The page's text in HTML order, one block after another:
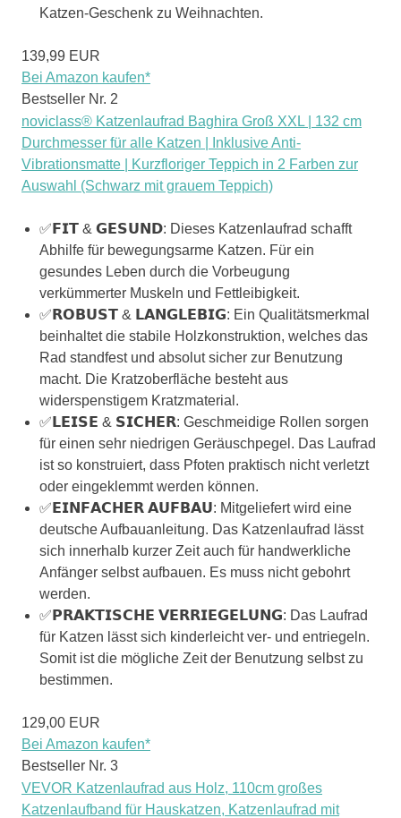
Katzen-Geschenk zu Weihnachten.
139,99 EUR
Bei Amazon kaufen*
Bestseller Nr. 2
noviclass® Katzenlaufrad Baghira Groß XXL | 132 cm
Durchmesser für alle Katzen | Inklusive Anti-
Vibrationsmatte | Kurzfloriger Teppich in 2 Farben zur
Auswahl (Schwarz mit grauem Teppich)
✅𝗙𝗜𝗧 & 𝗚𝗘𝗦𝗨𝗡𝗗: Dieses Katzenlaufrad schafft
Abhilfe für bewegungsarme Katzen. Für ein
gesundes Leben durch die Vorbeugung
verkümmerter Muskeln und Fettleibigkeit.
✅𝗥𝗢𝗕𝗨𝗦𝗧 & 𝗟𝗔𝗡𝗚𝗟𝗘𝗕𝗜𝗚: Ein Qualitätsmerkmal
beinhaltet die stabile Holzkonstruktion, welches das
Rad standfest und absolut sicher zur Benutzung
macht. Die Kratzoberfläche besteht aus
widerspenstigem Kratzmaterial.
✅𝗟𝗘𝗜𝗦𝗘 & 𝗦𝗜𝗖𝗛𝗘𝗥: Geschmeidige Rollen sorgen
für einen sehr niedrigen Geräuschpegel. Das Laufrad
ist so konstruiert, dass Pfoten praktisch nicht verletzt
oder eingeklemmt werden können.
✅𝗘𝗜𝗡𝗙𝗔𝗖𝗛𝗘𝗥 𝗔𝗨𝗙𝗕𝗔𝗨: Mitgeliefert wird eine
deutsche Aufbauanleitung. Das Katzenlaufrad lässt
sich innerhalb kurzer Zeit auch für handwerkliche
Anfänger selbst aufbauen. Es muss nicht gebohrt
werden.
✅𝗣𝗥𝗔𝗞𝗧𝗜𝗦𝗖𝗛𝗘 𝗩𝗘𝗥𝗥𝗜𝗘𝗚𝗘𝗟𝗨𝗡𝗚: Das Laufrad
für Katzen lässt sich kinderleicht ver- und entriegeln.
Somit ist die mögliche Zeit der Benutzung selbst zu
bestimmen.
129,00 EUR
Bei Amazon kaufen*
Bestseller Nr. 3
VEVOR Katzenlaufrad aus Holz, 110cm großes
Katzenlaufband für Hauskatzen, Katzenlaufrad mit